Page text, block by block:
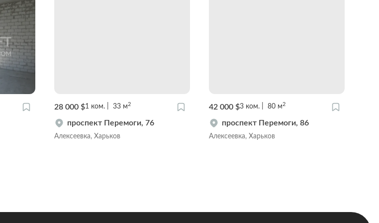
28 000 $1 ком. 33 м2
проспект Перемоги, 76
Алексеевка, Харьков
42 000 $3 ком. 80 м2
проспект Перемоги, 86
Алексеевка, Харьков